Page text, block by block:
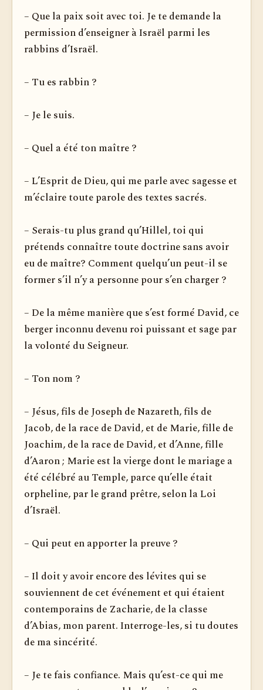
– Que la paix soit avec toi. Je te demande la
permission d’enseigner à Israël parmi les
rabbins d’Israël.
– Tu es rabbin ?
– Je le suis.
– Quel a été ton maître ?
– L’Esprit de Dieu, qui me parle avec sagesse et
m’éclaire toute parole des textes sacrés.
– Serais-tu plus grand qu’Hillel, toi qui
prétends con­naître toute doctrine sans avoir
eu de maître? Comment quelqu’un peut-il se
former s’il n’y a personne pour s’en charger ?
– De la même manière que s’est formé David, ce
berger inconnu devenu roi puissant et sage par
la volonté du Seigneur.
– Ton nom ?
– Jésus, fils de Joseph de Nazareth, fils de
Jacob, de la race de David, et de Marie, fille de
Joachim, de la race de David, et d’Anne, fille
d’Aaron ; Marie est la vierge dont le mariage a
été célébré au Temple, parce qu’elle était
orpheline, par le grand prêtre, selon la Loi
d’Israël.
– Qui peut en apporter la preuve ?
– Il doit y avoir encore des lévites qui se
souviennent de cet événement et qui étaient
contemporains de Zacharie, de la classe
d’Abias, mon parent. Interroge-les, si tu doutes
de ma sincérité.
– Je te fais confiance. Mais qu’est-ce qui me